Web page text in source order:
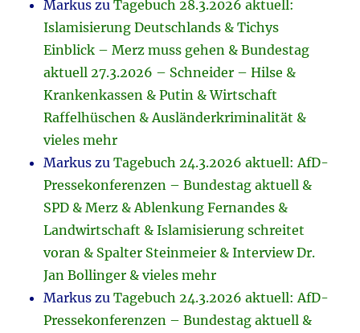
Markus zuTagebuch 28.3.2026 aktuell:
Islamisierung Deutschlands & Tichys
Einblick – Merz muss gehen & Bundestag
aktuell 27.3.2026 – Schneider – Hilse &
Krankenkassen & Putin & Wirtschaft
Raffelhüschen & Ausländerkriminalität &
vieles mehr
Markus zuTagebuch 24.3.2026 aktuell: AfD-
Pressekonferenzen – Bundestag aktuell &
SPD & Merz & Ablenkung Fernandes &
Landwirtschaft & Islamisierung schreitet
voran & Spalter Steinmeier & Interview Dr.
Jan Bollinger & vieles mehr
Markus zuTagebuch 24.3.2026 aktuell: AfD-
Pressekonferenzen – Bundestag aktuell &